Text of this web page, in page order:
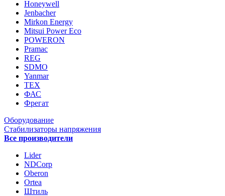
Honeywell
Jenbacher
Mirkon Energy
Mitsui Power Eco
POWERON
Pramac
REG
SDMO
Yanmar
ТЕХ
ФАС
Фрегат
Оборудование
Стабилизаторы напряжения
Все производители
Lider
NDCorp
Oberon
Ortea
Штиль